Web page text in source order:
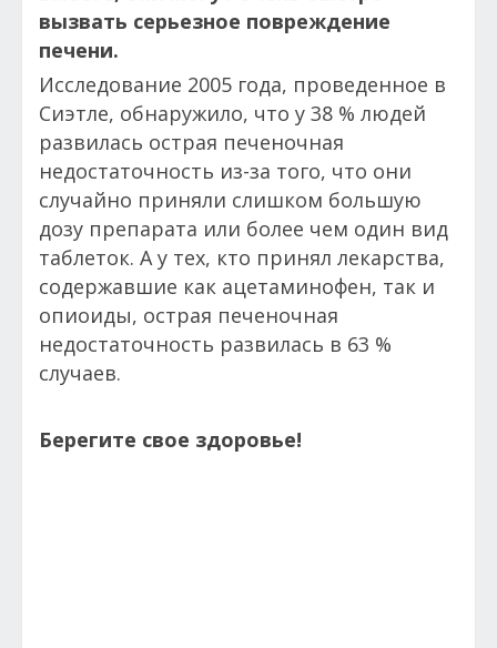
вызвать серьезное повреждение
печени.
Исследование 2005 года, проведенное в
Сиэтле, обнаружило, что у 38 % людей
развилась острая печеночная
недостаточность из-за того, что они
случайно приняли слишком большую
дозу препарата или более чем один вид
таблеток. А у тех, кто принял лекарства,
содержавшие как ацетаминофен, так и
опиоиды, острая печеночная
недостаточность развилась в 63 %
случаев.
Берегите свое здоровье!